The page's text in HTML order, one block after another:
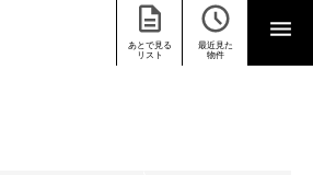
あとで見る
リスト
最近見た
物件